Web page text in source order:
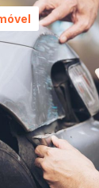
que
de app
em…